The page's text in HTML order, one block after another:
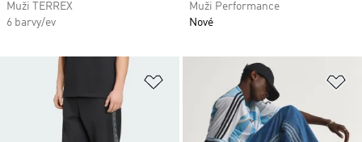
Muži TERREX
6 barvy/ev
Muži Performance
Nové
Přidat do seznamu přání